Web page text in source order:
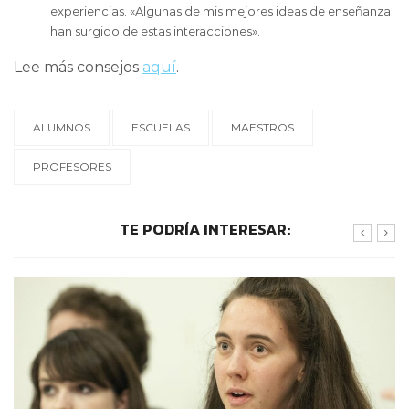
experiencias. «Algunas de mis mejores ideas de enseñanza
han surgido de estas interacciones».
Lee más consejos aquí.
ALUMNOS ESCUELAS MAESTROS
PROFESORES
TE PODRÍA INTERESAR: